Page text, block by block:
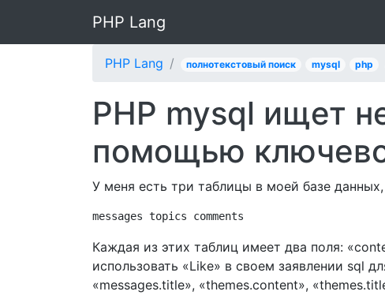
PHP Lang
PHP Lang полнотекстовый поиск mysql php
PHP mysql ищет
помощью
У меня есть три таблицы в моей базе
messages topics comments
Каждая из этих таблиц имеет два поля:
использовать «Like» в своем заявлении sql
«messages.title», «themes.content»,